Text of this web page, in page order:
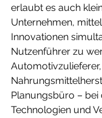
erlaubt es auch
Unternehmen,
Innovationen
Nutzenführer zu
Planungsbüro – bei
Technologien und